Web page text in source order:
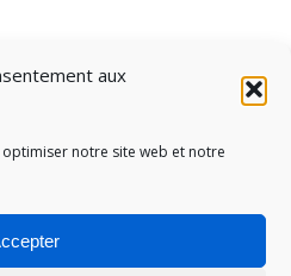
aux
notre site web et notre